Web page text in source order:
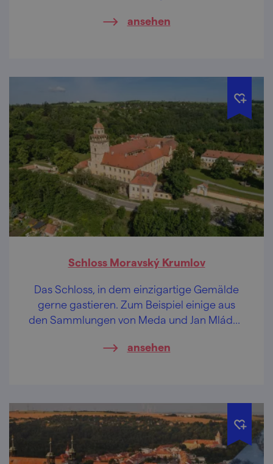
entdecken Sie malerische Städte und
der gastfreundlichen mährischen Winzer.
ansehen
Schloss Moravský Krumlov
Das Schloss, in dem einzigartige Gemälde
gerne gastieren. Zum Beispiel einige aus
den Sammlungen von Meda und Jan Mládek
Discgolf gespielt?
ansehen